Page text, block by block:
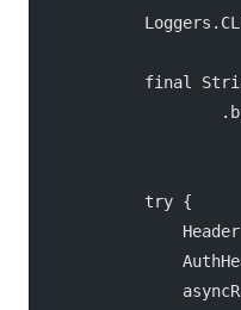
final
            try {